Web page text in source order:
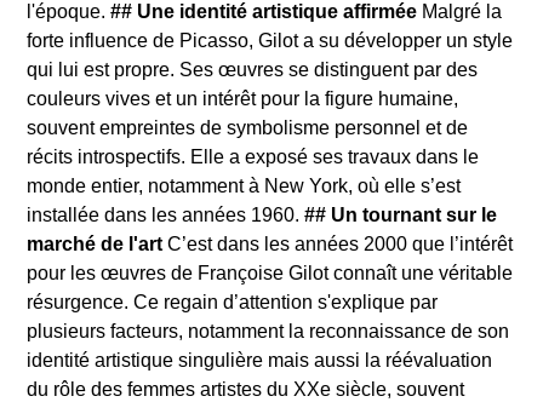
l'époque.## Une identité artistique affirmée Malgré la
forte influence de Picasso, Gilot a su développer un style
qui lui est propre. Ses œuvres se distinguent par des
couleurs vives et un intérêt pour la figure humaine,
souvent empreintes de symbolisme personnel et de
récits introspectifs. Elle a exposé ses travaux dans le
monde entier, notamment à New York, où elle s’est
installée dans les années 1960.## Un tournant sur le
marché de l'art C’est dans les années 2000 que l’intérêt
pour les œuvres de Françoise Gilot connaît une véritable
résurgence. Ce regain d’attention s'explique par
plusieurs facteurs, notamment la reconnaissance de son
identité artistique singulière mais aussi la réévaluation
du rôle des femmes artistes du XXe siècle, souvent